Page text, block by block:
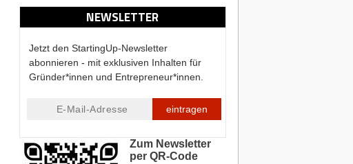
NEWSLETTER
Jetzt den StartingUp-Newsletter
abonnieren - mit exklusiven Inhalten für
Gründer*innen und Entrepreneur*innen.
eintragen
Zum Newsletter
per QR-Code